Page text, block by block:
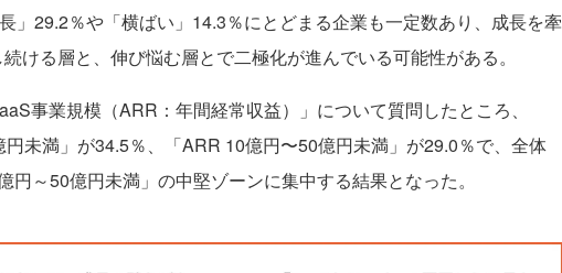
」29.2％や「横ばい」14.3％にとどまる企業も一定数あり、成長を牽
ける層と、伸び悩む層とで二極化が進んでいる可能性がある。
事業規模（ARR：年間経常収益）」について質問したところ、
円未満」が34.5％、「ARR 10億円〜50億円未満」が29.0％で、全体
円～50億円未満」の中堅ゾーンに集中する結果となった。